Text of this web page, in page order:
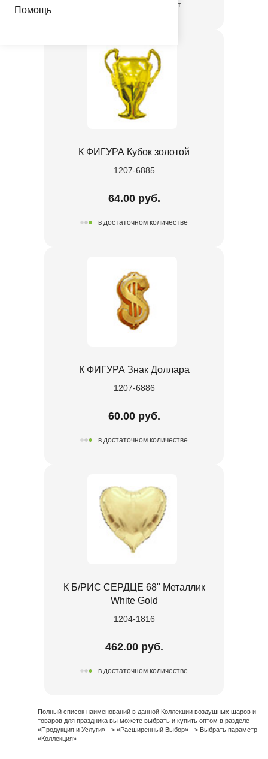
Помощь временно отсутствует
К ФИГУРА Кубок золотой
1207-6885
64.00 руб.
в достаточном количестве
К ФИГУРА Знак Доллара
1207-6886
60.00 руб.
в достаточном количестве
К Б/РИС СЕРДЦЕ 68" Металлик
White Gold
1204-1816
462.00 руб.
в достаточном количестве
Полный список наименований в данной Коллекции воздушных шаров и
товаров для праздника вы можете выбрать и купить оптом в разделе
«Продукция и Услуги» - > «Расширенный Выбор» - > Выбрать параметр
«Коллекция»